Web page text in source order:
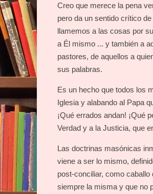
Creo que merece la pena
pero da un sentido crítico
llamemos a las cosas por
a Él mismo ... y también a
pastores, de aquellos a
sus palabras.
Es un hecho que todos los
Iglesia y alabando al Papa
¡Qué errados andan! ¡Qué
Verdad y a la Justicia, que
Las doctrinas masónicas
viene a ser lo mismo,
post-conciliar, como
siempre la misma y que no